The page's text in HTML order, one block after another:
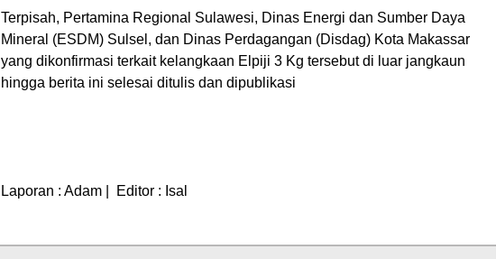
Terpisah, Pertamina Regional Sulawesi, Dinas Energi dan Sumber Daya
Mineral (ESDM) Sulsel, dan Dinas Perdagangan (Disdag) Kota Makassar
yang dikonfirmasi terkait kelangkaan Elpiji 3 Kg tersebut di luar jangkaun
hingga berita ini selesai ditulis dan dipublikasi
Laporan : Adam | Editor : Isal